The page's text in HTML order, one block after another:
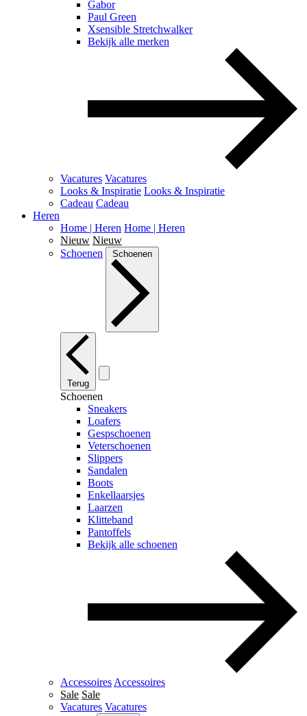
Gabor
Paul Green
Xsensible Stretchwalker
Bekijk alle merken
Vacatures Vacatures
Looks & Inspiratie Looks & Inspiratie
Cadeau Cadeau
Heren
Home | Heren Home | Heren
Nieuw Nieuw
Schoenen
Schoenen
Terug
Schoenen
Sneakers
Loafers
Gespschoenen
Veterschoenen
Slippers
Sandalen
Boots
Enkellaarsjes
Laarzen
Klitteband
Pantoffels
Bekijk alle schoenen
Accessoires Accessoires
Sale Sale
Vacatures Vacatures